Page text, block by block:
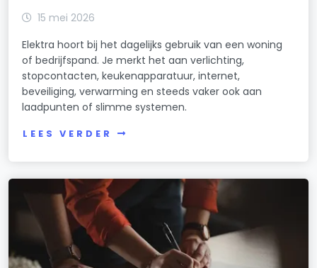
15 mei 2026
Elektra hoort bij het dagelijks gebruik van een woning
of bedrijfspand. Je merkt het aan verlichting,
stopcontacten, keukenapparatuur, internet,
beveiliging, verwarming en steeds vaker ook aan
laadpunten of slimme systemen.
LEES VERDER